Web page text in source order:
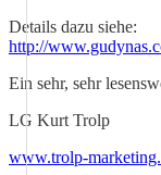
Details dazu siehe:
http://
Ein sehr, sehr
LG Kurt Trolp
www.trolp-